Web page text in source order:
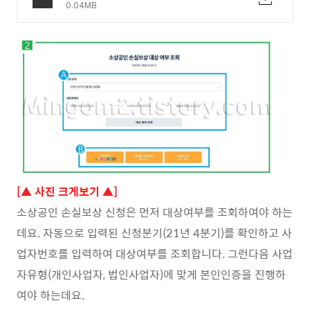
0.04MB
[▲ 사진 크게보기 ▲]
소상공인 손실보상 신청은 먼저 대상여부를 조회하여야 하는
데요. 자동으로 입력된 신청분기(21년 4분기)를 확인하고 사
업자번호를 입력하여 대상여부를 조회합니다. 그런다음 사업
자유형(개인사업자, 법인사업자)에 맞게 본인인증을 진행하
여야 하는데요.